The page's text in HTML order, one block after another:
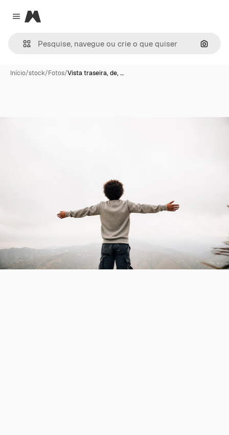
Close menu
Magnific
Início/stock/Fotos/Vista traseira, de, …